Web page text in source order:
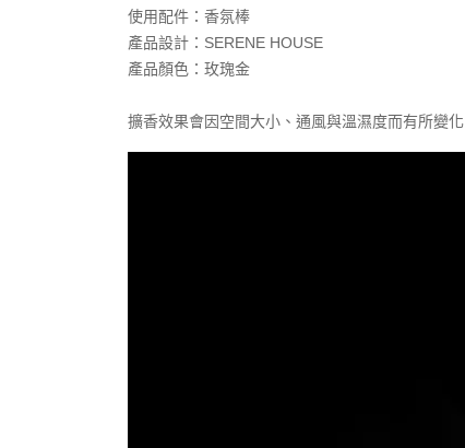
使用配件：香氛棒
產品設計：SERENE HOUSE
產品顏色：玫瑰金
擴香效果會因空間大小、通風與溫濕度而有所變化